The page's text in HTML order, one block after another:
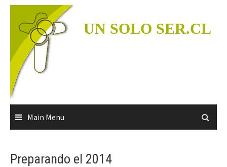
Skip
content
UN SOLO SER.CL
Main Menu
Preparando el 2014